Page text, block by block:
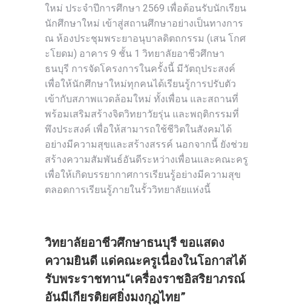
ใหม่ ประจำปีการศึกษา 2569 เพื่อต้อนรับนักเรียน
นักศึกษาใหม่ เข้าสู่สถานศึกษาอย่างเป็นทางการ
ณ ห้องประชุมพระยาอนุบาลดิตถกรรม (เสน โกศ
ะโยดม) อาคาร 9 ชั้น 1 วิทยาลัยอาชีวศึกษา
ธนบุรี การจัดโครงการในครั้งนี้ มีวัตถุประสงค์
เพื่อให้นักศึกษาใหม่ทุกคนได้เรียนรู้การปรับตัว
เข้ากับสภาพแวดล้อมใหม่ ทั้งเพื่อน และสถานที่
พร้อมเสริมสร้างจิตวิทยาวัยรุ่น และพฤติกรรมที่
พึงประสงค์ เพื่อให้สามารถใช้ชีวิตในสังคมได้
อย่างมีความสุขและสร้างสรรค์ นอกจากนี้ ยังช่วย
สร้างความสัมพันธ์อันดีระหว่างเพื่อนและคณะครู
เพื่อให้เกิดบรรยากาศการเรียนรู้อย่างมีความสุข
ตลอดการเรียนรู้ภายในรั้ววิทยาลัยแห่งนี้
วิทยาลัยอาชีวศึกษาธนบุรี ขอแสดง
ความยินดี แด่คณะครูเนื่องในโอกาสได้
รับพระราชทาน“เครื่องราชอิสริยาภรณ์
อันมีเกียรติยศยิ่งมงกุฎไทย”